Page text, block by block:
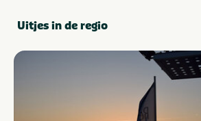
Uitjes in de regio